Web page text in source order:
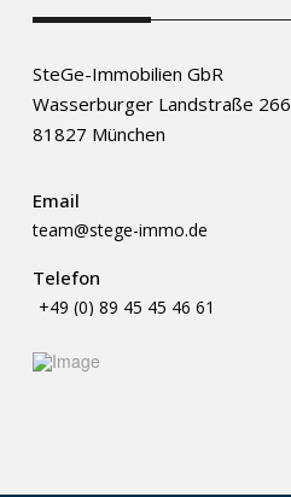
SteGe-Immobilien GbR
Wasserburger Landstraße 266
81827 München
Email
team@stege-immo.de
Telefon
+49 (0) 89 45 45 46 61